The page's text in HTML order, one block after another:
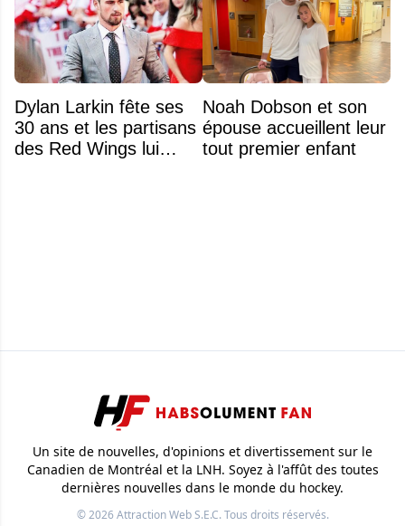
Dylan Larkin fête ses
30 ans et les partisans
des Red Wings lui
Noah Dobson et son
épouse accueillent leur
tout premier enfant
Un site de nouvelles, d'opinions et divertissement sur le
Canadien de Montréal et la LNH. Soyez à l'affût des toutes
dernières nouvelles dans le monde du hockey.
© 2026Attraction Web S.E.C.Tous droits réservés.